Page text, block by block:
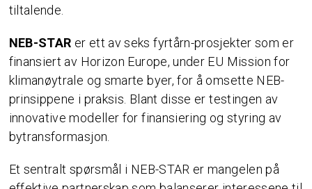
tiltalende.
NEB-STAR er ett av seks fyrtårn-prosjekter som er
finansiert av Horizon Europe, under EU Mission for
klimanøytrale og smarte byer, for å omsette NEB-
prinsippene i praksis. Blant disse er testingen av
innovative modeller for finansiering og styring av
bytransformasjon.
Et sentralt spørsmål i NEB-STAR er mangelen på